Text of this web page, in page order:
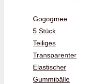
Gogogmee
5 Stück
Teiliges
Transparenter
Elastischer
Gummibälle